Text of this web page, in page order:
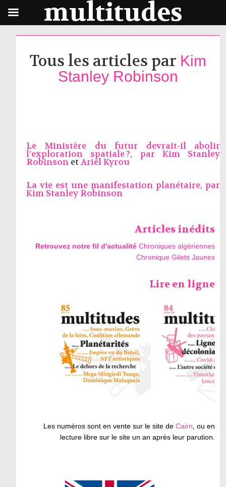
Tous les articles par Kim
Stanley Robinson
Le Ministère du futur devrait-il abolir
l’exploration spatiale ?, par Kim Stanley
Robinsonet Ariel Kyrou
La vie est une manifestation planétaire, par
Kim Stanley Robinson
Articles inédits
Retrouvez notre fil d'actualité Chroniques algériennes
Chronique Gilets Jaunes
Lire en ligne
Les numéros sont en vente sur le site deCairn, ou en
lecture libre sur le site un an après leur parution.
multitudes